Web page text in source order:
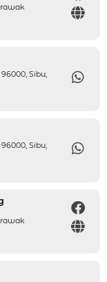
Sibu,
Sibu,